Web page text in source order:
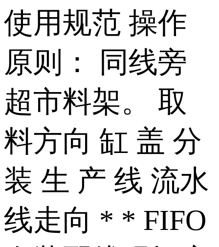
使用规范 操作
原则： 同线旁
超市料架。 取
料方向 缸 盖 分
装 生 产 线 流水
线走向 * * FIFO